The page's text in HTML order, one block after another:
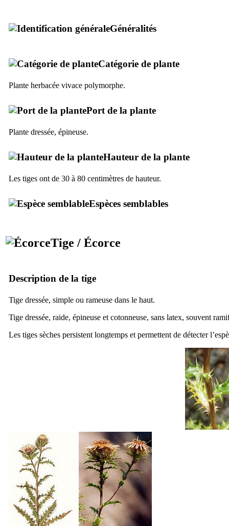
Généralités
Catégorie de plante
Plante herbacée vivace polymorphe.
Port de la plante
Plante dressée, épineuse.
Hauteur de la plante
Les tiges ont de 30 à 80 centimètres de hauteur.
Espèces semblables
Tige / Écorce
Description de la tige
Tige dressée, simple ou rameuse dans le haut.
Tige dressée, raide, épineuse et cotonneuse, sans latex, souvent
Les tiges sèches persistent longtemps et permettent de détecter